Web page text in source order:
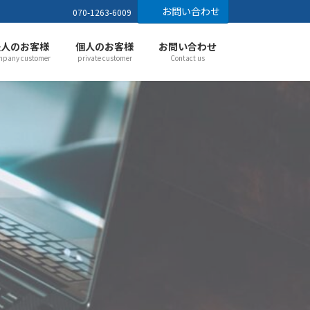
070-1263-6009 お問い合わせ
のお客様
customer
個人のお客様
private customer
お問い合わせ
Contact us